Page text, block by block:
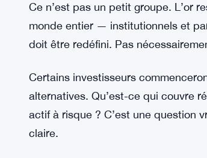
La stratégie de
Pour les investisseurs, les
qu’auparavant. Les personnes qui
l’exposition aux actions peuvent se
Ce n’est pas un petit groupe. L’or